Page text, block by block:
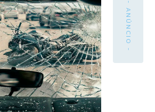
- ANÚNCIO -